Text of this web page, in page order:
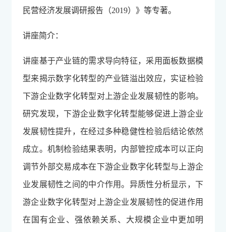
民营经济发展调研报告（2019）》等专著。
讲座简介：
讲座基于产业链的需求导向特征，采用面板数据模
型来揭示数字化转型的产业链溢出效应，实证检验
下游企业数字化转型对上游企业发展韧性的影响。
研究发现，下游企业数字化转型能够促进上游企业
发展韧性提升，在经过多种稳健性检验后结论依然
成立。机制检验结果表明，内部管控成本可以正向
调节外部交易成本在下游企业数字化转型与上游企
业发展韧性之间的中介作用。异质性分析显示，下
游企业数字化转型对上游企业发展韧性的促进作用
在国有企业、强依赖关系、大规模企业中更加明